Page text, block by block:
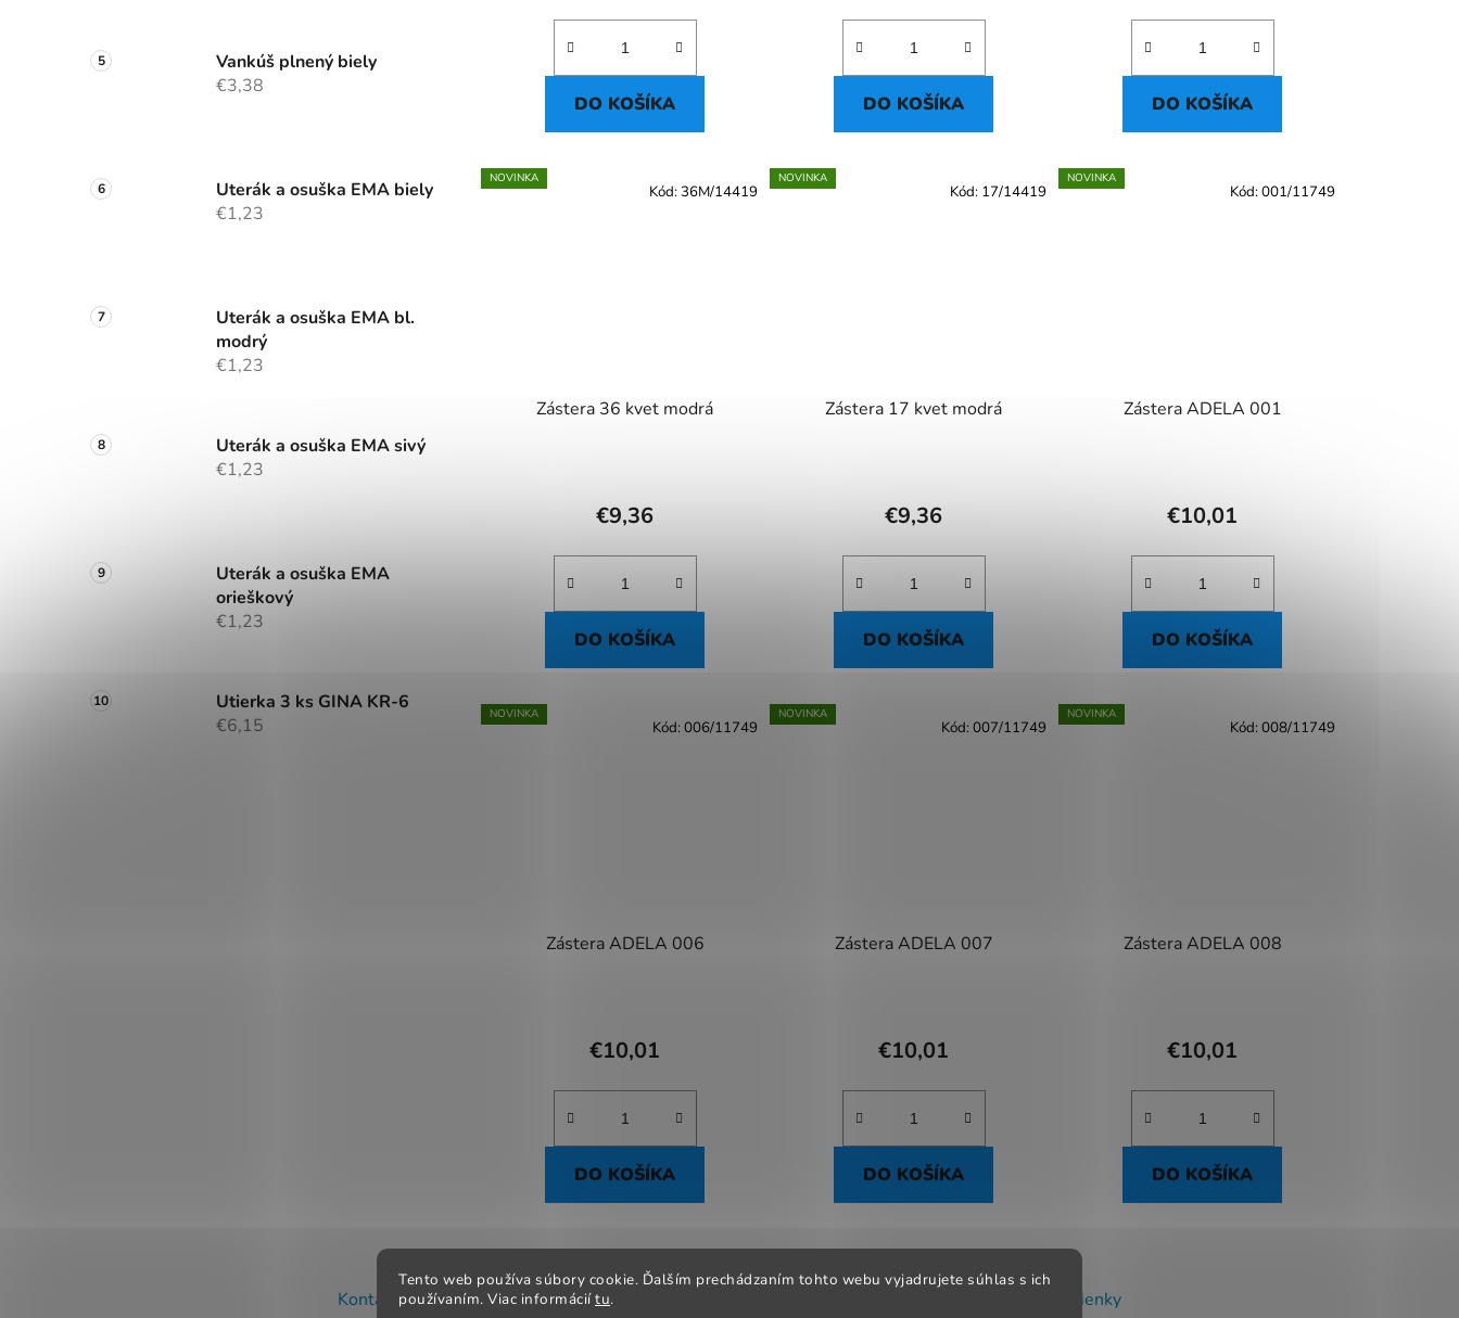
Tento web používa súbory cookie. Ďalším prechádzaním tohto webu vyjadrujete súhlas s ich
používaním. Viac informáciítu.
Vankúš plnený biely
€3,38
Uterák a osuška EMA biely
€1,23
Uterák a osuška EMA bl.
modrý
€1,23
Uterák a osuška EMA sivý
€1,23
Uterák a osuška EMA
orieškový
€1,23
Utierka 3 ks GINA KR-6
€6,15
DO KOŠÍKA DO KOŠÍKA DO KOŠÍKA
NOVINKA
Zástera 36 kvet modrá
€9,36
DO KOŠÍKA
Kód:36M/14419
NOVINKA
Zástera 17 kvet modrá
€9,36
DO KOŠÍKA
Kód: 17/14419
NOVINKA
Zástera ADELA 001
€10,01
DO KOŠÍKA
Kód:001/11749
NOVINKA
Zástera ADELA 006
€10,01
DO KOŠÍKA
Kód: 006/11749
NOVINKA
Zástera ADELA 007
€10,01
DO KOŠÍKA
Kód: 007/11749
NOVINKA
Zástera ADELA 008
€10,01
DO KOŠÍKA
Kód: 008/11749
Kontakt Obchodné podmienky Odstúpenie od zmluvy Obchodné podmienky